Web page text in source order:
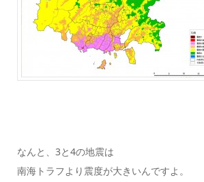
なんと、3と4の地震は
南海トラフより震度が大きいんですよ。